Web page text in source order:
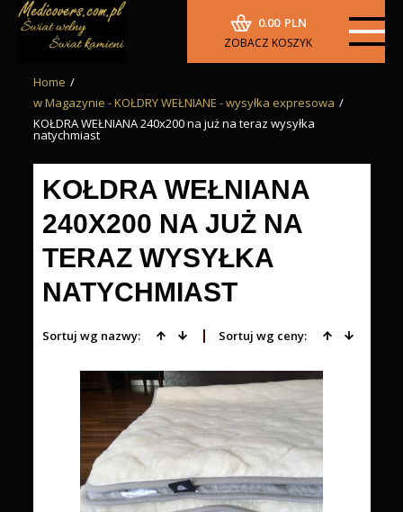
0.00 PLN
ZOBACZ KOSZYK
Home /
w Magazynie - KOŁDRY WEŁNIANE - wysyłka expresowa /
KOŁDRA WEŁNIANA 240x200 na już na teraz wysyłka
natychmiast
KOŁDRA WEŁNIANA
240X200 NA JUŻ NA
TERAZ WYSYŁKA
NATYCHMIAST
Sortuj wg nazwy: Sortuj wg ceny: